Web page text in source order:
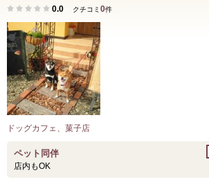
0.0 クチコミ 0件
ドッグカフェ、菓子店
ペット同伴
店内もOK